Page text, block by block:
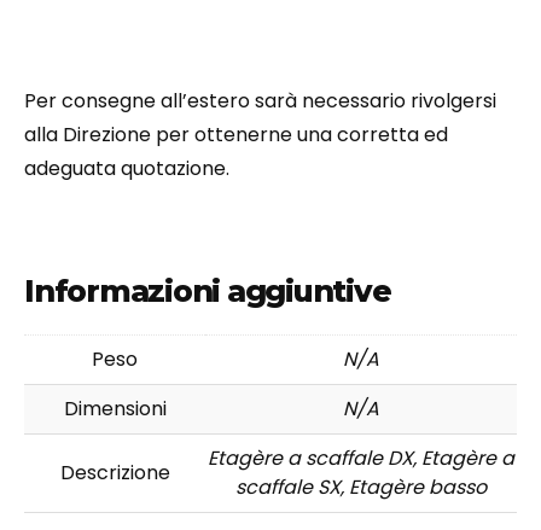
Per consegne all’estero sarà necessario rivolgersi
alla Direzione per ottenerne una corretta ed
adeguata quotazione.
Informazioni aggiuntive
Peso
N/A
Dimensioni
N/A
Descrizione
Etagère a scaffale DX, Etagère a
scaffale SX, Etagère basso